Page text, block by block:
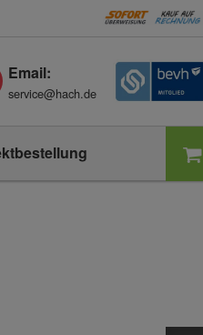
Email:
service@hach.de